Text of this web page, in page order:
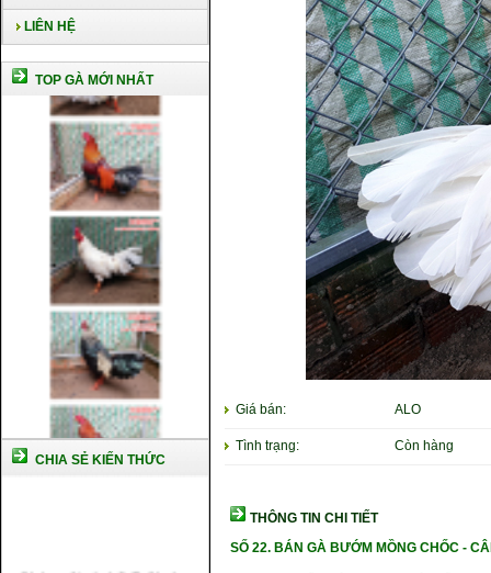
LIÊN HỆ
TOP GÀ MỚI NHẤT
CHIA SẺ KIẾN THỨC
Giá bán: ALO
Tình trạng: Còn hàng
THÔNG TIN CHI TIẾT
SỐ 22. BÁN GÀ BƯỚM MỒNG CHỐC -